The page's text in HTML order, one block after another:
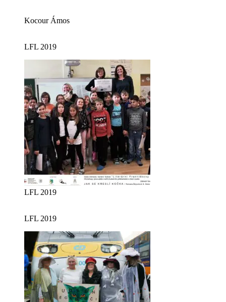
Kocour Ámos
LFL 2019
LFL 2019
LFL 2019